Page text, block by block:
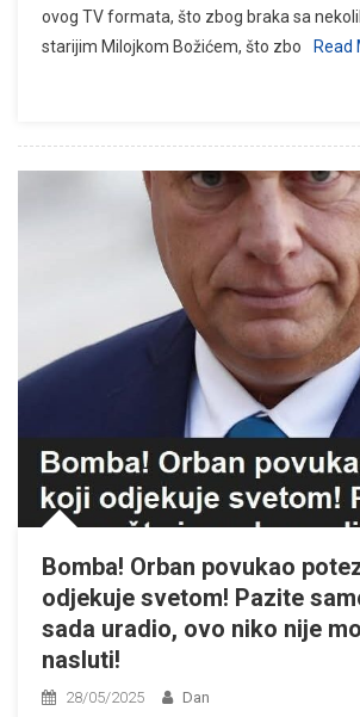
ovog TV formata, što zbog braka sa
starijim Milojkom Božićem, što zbo
Read
Bomba! Orban povukao
odjekuje svetom! Pazite
sada uradio, ovo niko nije
nasluti!
28/05/2025 Dan